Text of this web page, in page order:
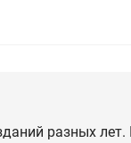
разных лет.